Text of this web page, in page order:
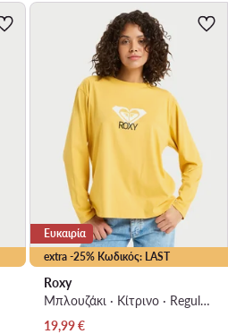
extra -25% Κωδικός: LAST
Ευκαιρία
Roxy
Μπλουζάκι · Κίτρινο · Regular Fit
Τρέχουσα τιμή
19,99€